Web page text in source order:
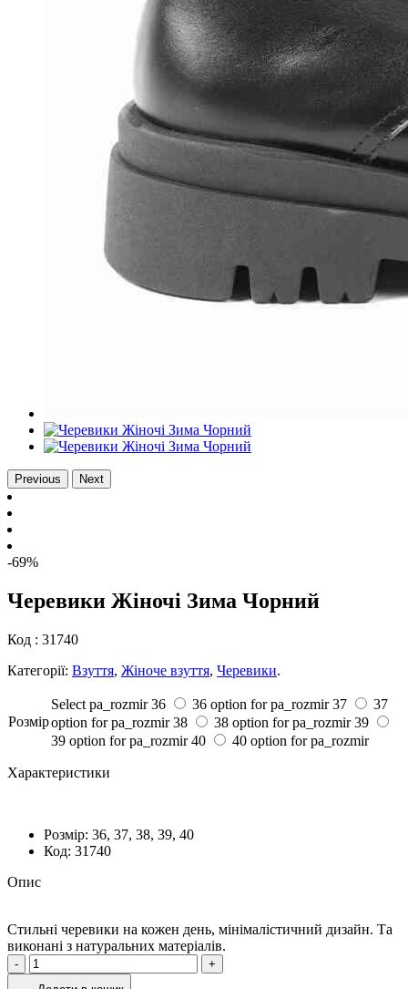
Previous Next
-69%
Черевики Жіночі Зима Чорний
Код : 31740
Категорії: Взуття, Жіноче взуття, Черевики.
Розмiр
Select pa_rozmir 36 36 option for pa_rozmir 37
37
option for pa_rozmir 38 38 option for pa_rozmir 39
39 option for pa_rozmir 40 40 option for pa_rozmir
Характеристики
Розмiр: 36, 37, 38, 39, 40
Код: 31740
Опис
Стильні черевики на кожен день, мінімалістичний дизайн. Та
виконані з натуральних матеріалів.
Черевики
Жіночі
-
+